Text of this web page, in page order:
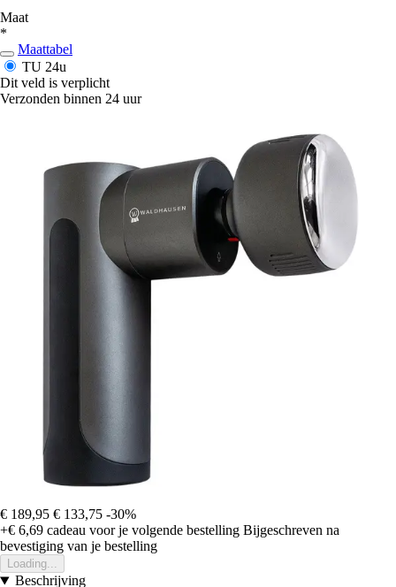
Maat
*
Maattabel
TU 24u
Dit veld is verplicht
Verzonden binnen 24 uur
€ 189,95 € 133,75 -30%
+€ 6,69 cadeau voor je volgende bestelling Bijgeschreven na
bevestiging van je bestelling
Loading...
Beschrijving